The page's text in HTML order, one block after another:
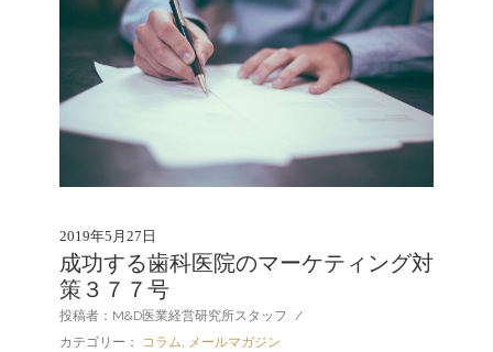
2019年5月27日
成功する歯科医院のマーケティング対
策３７７号
投稿者：M&D医業経営研究所スタッフ /
カテゴリー：
コラム, メールマガジン